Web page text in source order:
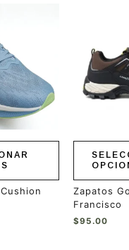
múltiples
variantes.
Las
opciones
en
página
de
producto
Zapatos
Francisco
$95.00